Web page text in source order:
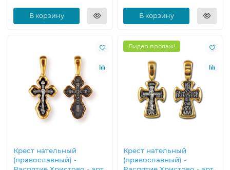
В корзину В корзину
Крест нательный
(православный) -
Лидер продаж!
Крест нательный
(православный) -